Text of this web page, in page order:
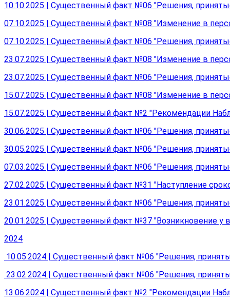
10.10.2025 | Существенный факт №06 "Решения,
07.10.2025 | Существенный факт №08 "Изменение в
07.10.2025 | Существенный факт №06 "Решения,
23.07.2025 | Существенный факт №08 "Изменение в
23.07.2025 | Существенный факт №06 "Решения,
15.07.2025 | Существенный факт №08 "Изменение в
15.07.2025 | Существенный факт №2 "Рекомендации
30.06.2025 | Существенный факт №06 "Решения,
30.05.2025 | Существенный факт №06 "Решения,
07.03.2025 | Существенный факт №06 "Решения,
27.02.2025 | Существенный факт №31 "Наступление
23.01.2025 | Существенный факт №06 "Решения,
20.01.2025 | Существенный факт №37 "Возникновение у
2024
10.05.2024 | Существенный факт №06 "Решения,
23.02.2024 | Существенный факт №06 "Решения,
13.06.2024 | Существенный факт №2 "Рекомендации